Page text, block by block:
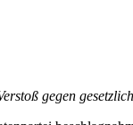
gegen